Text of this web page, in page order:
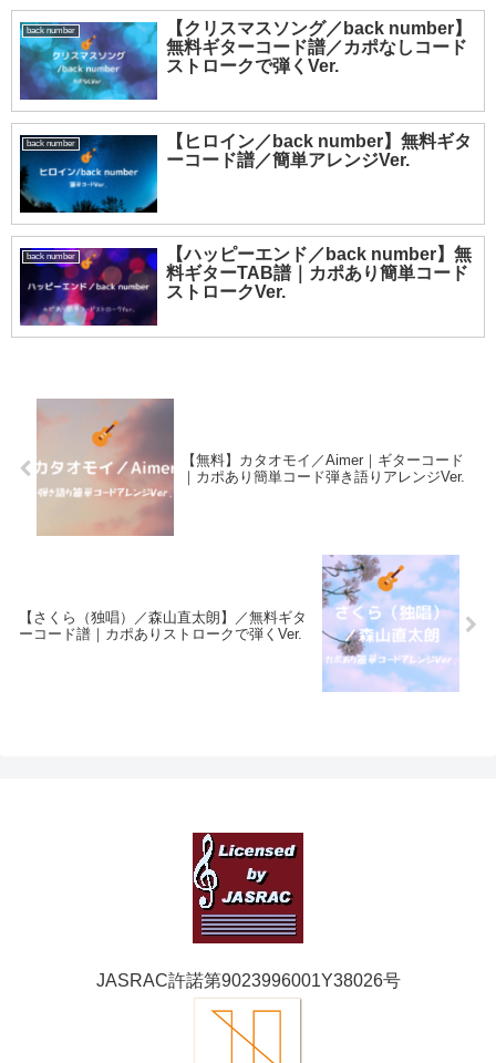
back number
【クリスマスソング／back number】
無料ギターコード譜／カポなしコード
ストロークで弾くVer.
back number
【ヒロイン／back number】無料ギタ
ーコード譜／簡単アレンジVer.
back number
【ハッピーエンド／back number】無
料ギターTAB譜｜カポあり簡単コード
ストロークVer.
【無料】カタオモイ／Aimer｜ギターコード
｜カポあり簡単コード弾き語りアレンジVer.
【さくら（独唱）／森山直太朗】／無料ギタ
ーコード譜｜カポありストロークで弾くVer.
JASRAC許諾第9023996001Y38026号